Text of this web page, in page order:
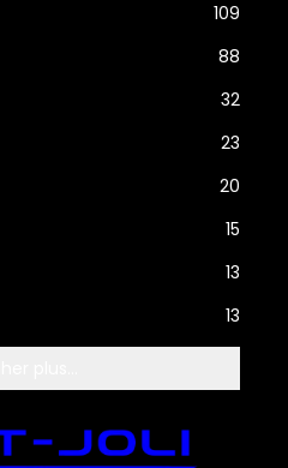
109
88
32
23
20
15
13
13